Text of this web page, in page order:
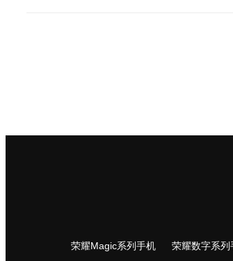
荣耀Magic系列手机 荣耀数字系列